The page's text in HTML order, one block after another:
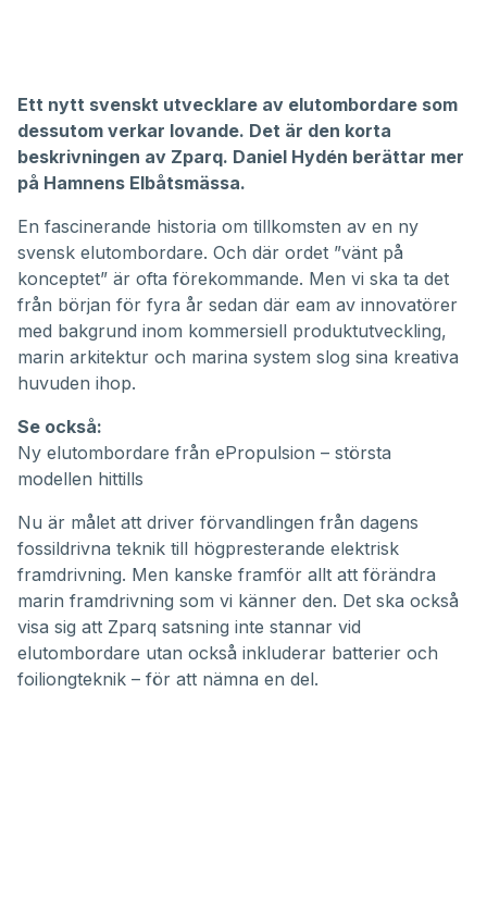
minutes,
seconds
Ett nytt svenskt utvecklare av elutombordare som
dessutom verkar lovande. Det är den korta
beskrivningen av Zparq. Daniel Hydén berättar mer
på Hamnens Elbåtsmässa.
En fascinerande historia om tillkomsten av en ny
svensk elutombordare. Och där ordet ”vänt på
konceptet” är ofta förekommande. Men vi ska ta det
från början för fyra år sedan där eam av innovatörer
med bakgrund inom kommersiell produktutveckling,
marin arkitektur och marina system slog sina kreativa
huvuden ihop.
Se också:
Ny elutombordare från ePropulsion – största
modellen hittills
Nu är målet att driver förvandlingen från dagens
fossildrivna teknik till högpresterande elektrisk
framdrivning. Men kanske framför allt att förändra
marin framdrivning som vi känner den. Det ska också
visa sig att Zparq satsning inte stannar vid
elutombordare utan också inkluderar batterier och
foiliongteknik – för att nämna en del.